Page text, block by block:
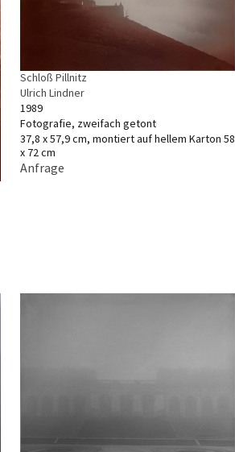
Schloß Pillnitz
Ulrich Lindner
1989
Fotografie, zweifach getont
37,8 x 57,9 cm, montiert auf hellem Karton 58
x 72 cm
Anfrage